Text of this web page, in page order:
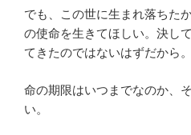
でも、この世に生まれ落ちた
の使命を生きてほしい。決し
てきたのではないはずだから。
命の期限はいつまでなのか、
い。